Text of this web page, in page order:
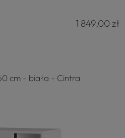
1 849,00 zł
cm - biała - Cintra